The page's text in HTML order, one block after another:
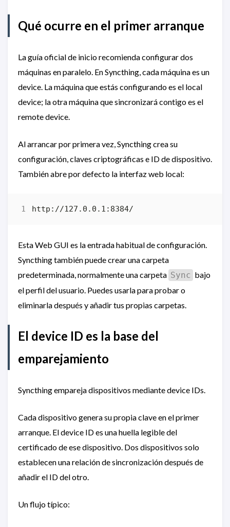
Qué ocurre en el primer arranque
La guía oficial de inicio recomienda configurar dos
máquinas en paralelo. En Syncthing, cada máquina es un
device. La máquina que estás configurando es el local
device; la otra máquina que sincronizará contigo es el
remote device.
Al arrancar por primera vez, Syncthing crea su
configuración, claves criptográficas e ID de dispositivo.
También abre por defecto la interfaz web local:
Esta Web GUI es la entrada habitual de configuración.
Syncthing también puede crear una carpeta
predeterminada, normalmente una carpeta Sync bajo
el perfil del usuario. Puedes usarla para probar o
eliminarla después y añadir tus propias carpetas.
El device ID es la base del
emparejamiento
Syncthing empareja dispositivos mediante device IDs.
Cada dispositivo genera su propia clave en el primer
arranque. El device ID es una huella legible del
certificado de ese dispositivo. Dos dispositivos solo
establecen una relación de sincronización después de
añadir el ID del otro.
Un flujo típico: